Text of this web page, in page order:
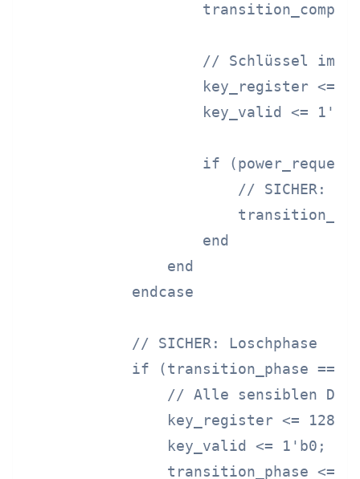
// Schlüssel im
key_register <=
key_valid <=
if
// SICHER:
                    end
                end
            endcase
            // SICHER: Loschphase
if (transition_phase ==
// Alle sensiblen
key_register <=
                key_valid <= 1'b0;
transition_phase <=